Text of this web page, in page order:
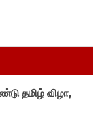
தமிழ் விழா,